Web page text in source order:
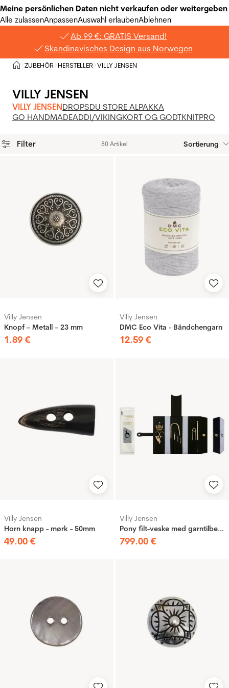
Meine persönlichen Daten nicht verkaufen oder weitergeben
Alle zulassenAnpassenAuswahl erlaubenAblehnen
Ab 99 €: GRATIS Versand!
Skandinavisches Design aus Norwegen
Privat
>ZUBEHÖR >HERSTELLER >VILLY JENSEN
VILLY JENSEN
VILLY JENSENDROPSDU STORE ALPAKKA
GO HANDMADEADDI/VIKINGKORT OG GODTKNITPRO
Filter 80 Artikel Sortierung
Villy Jensen
Knopf – Metall – 23 mm
1.89 €
Villy Jensen
DMC Eco Vita - Bändchengarn
12.59 €
Villy Jensen
Horn knapp - mørk - 50mm
49.00 €
Villy Jensen
Pony filt-veske med garntilbehør
799.00 €